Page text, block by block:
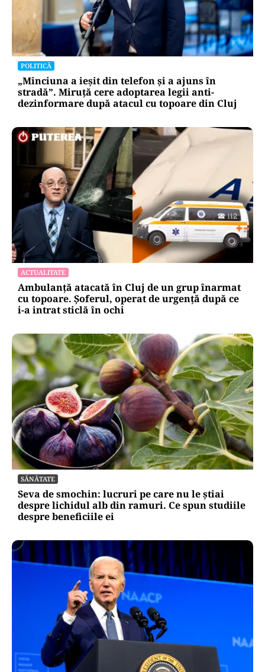
POLITICĂ
„Minciuna a ieșit din telefon și a ajuns în
stradă”. Miruță cere adoptarea legii anti-
dezinformare după atacul cu topoare din Cluj
ACTUALITATE
Ambulanță atacată în Cluj de un grup înarmat
cu topoare. Șoferul, operat de urgență după ce
i-a intrat sticlă în ochi
SĂNĂTATE
Seva de smochin: lucruri pe care nu le știai
despre lichidul alb din ramuri. Ce spun studiile
despre beneficiile ei